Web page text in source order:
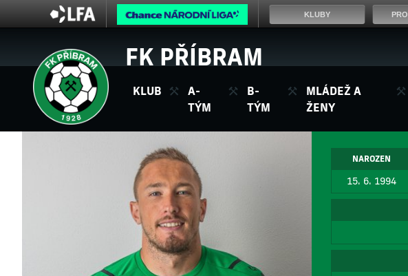
FK PŘÍBRAM
KLUB
A-
TÝM
B-
TÝM
MLÁDEŽ A
ŽENY
NAROZEN
15. 6. 1994
KLUBY